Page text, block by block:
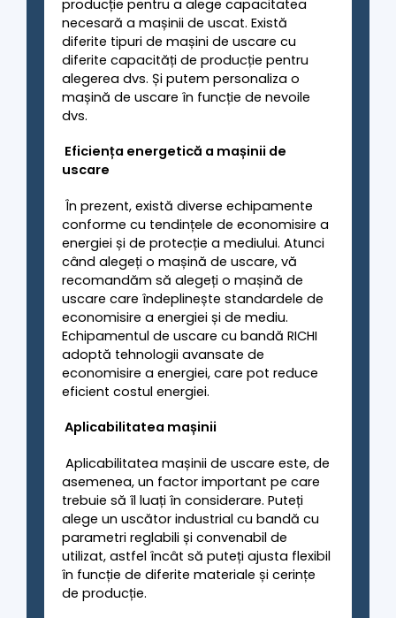
producție pentru a alege capacitatea
necesară a mașinii de uscat. Există
diferite tipuri de mașini de uscare cu
diferite capacități de producție pentru
alegerea dvs. Și putem personaliza o
mașină de uscare în funcție de nevoile
dvs.
Eficiența energetică a mașinii de
uscare
În prezent, există diverse echipamente
conforme cu tendințele de economisire a
energiei și de protecție a mediului. Atunci
când alegeți o mașină de uscare, vă
recomandăm să alegeți o mașină de
uscare care îndeplinește standardele de
economisire a energiei și de mediu.
Echipamentul de uscare cu bandă RICHI
adoptă tehnologii avansate de
economisire a energiei, care pot reduce
eficient costul energiei.
Aplicabilitatea mașinii
Aplicabilitatea mașinii de uscare este, de
asemenea, un factor important pe care
trebuie să îl luați în considerare. Puteți
alege un uscător industrial cu bandă cu
parametri reglabili și convenabil de
utilizat, astfel încât să puteți ajusta flexibil
în funcție de diferite materiale și cerințe
de producție.